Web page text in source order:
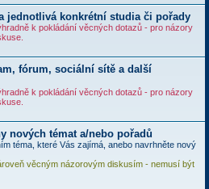
jednotlivá konkrétní studia či pořady
k pokládání věcných dotazů - pro názory
fórum, sociální sítě a další
k pokládání věcných dotazů - pro názory
nových témat a/nebo pořadů
téma, které Vás zajímá, anebo navrhněte nový
věcným názorovým diskusím - nemusí být